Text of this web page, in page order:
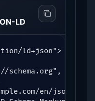
LD
ld+json">
schema.org",
en/json-ld-